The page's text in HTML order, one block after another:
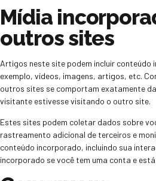
Mídia
outros sites
Artigos neste site podem incluir conteúdo
exemplo, vídeos, imagens, artigos, etc.
outros sites se comportam exatamente
visitante estivesse visitando o outro site.
Estes sites podem coletar dados sobre
rastreamento adicional de terceiros e
conteúdo incorporado, incluindo sua
incorporado se você tem uma conta e